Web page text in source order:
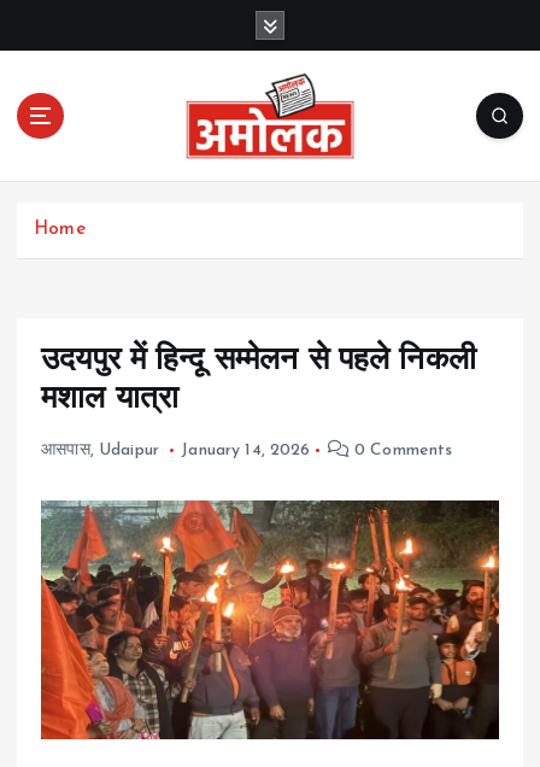
c
Amolak News
Home
उदयपुर में हिन्दू सम्मेलन से पहले निकली
मशाल यात्रा
आसपास, Udaipur January 14, 2026 0 Comments